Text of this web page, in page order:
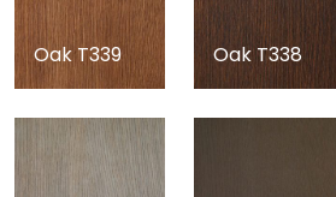
Oak T339 Oak T338